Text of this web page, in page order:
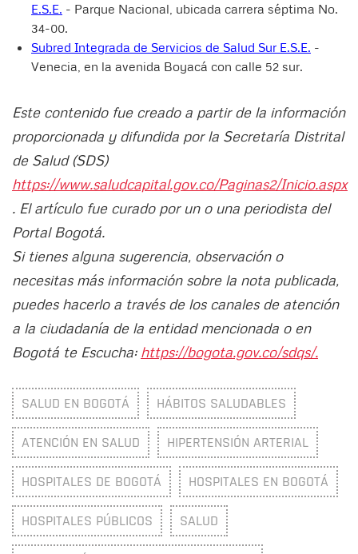
E.S.E. - Parque Nacional, ubicada carrera séptima No.
34-00.
Subred Integrada de Servicios de Salud Sur E.S.E. -
Venecia, en la avenida Boyacá con calle 52 sur.
Este contenido fue creado a partir de la información
proporcionada y difundida por la Secretaría Distrital
de Salud (SDS)
https://www.saludcapital.gov.co/Paginas2/Inicio.aspx
. El artículo fue curado por un o una periodista del
Portal Bogotá.
Si tienes alguna sugerencia, observación o
necesitas más información sobre la nota publicada,
puedes hacerlo a través de los canales de atención
a la ciudadanía de la entidad mencionada o en
Bogotá te Escucha: https://bogota.gov.co/sdqs/.
SALUD EN BOGOTÁ HÁBITOS SALUDABLES
ATENCIÓN EN SALUD HIPERTENSIÓN ARTERIAL
HOSPITALES DE BOGOTÁ HOSPITALES EN BOGOTÁ
HOSPITALES PÚBLICOS SALUD